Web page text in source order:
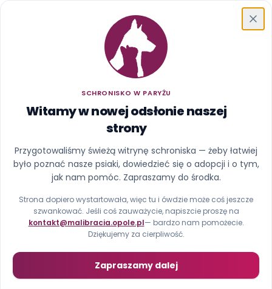
SCHRONISKO W PARYŻU
Witamy w nowej odsłonie naszej
strony
Przygotowaliśmy świeżą witrynę schroniska — żeby łatwiej
było poznać nasze psiaki, dowiedzieć się o adopcji i o tym,
jak nam pomóc. Zapraszamy do środka.
Strona dopiero wystartowała, więc tu i ówdzie może coś jeszcze
szwankować. Jeśli coś zauważycie, napiszcie proszę na
kontakt@malibracia.opole.pl— bardzo nam pomożecie.
Dziękujemy za cierpliwość.
Zapraszamy dalej
Schronisko w Paryżu
Ups, ta strona uciekła z
kojca
Nie znaleźliśmy strony pod tym adresem (błąd 404).
Strona główna Zobacz psiaki